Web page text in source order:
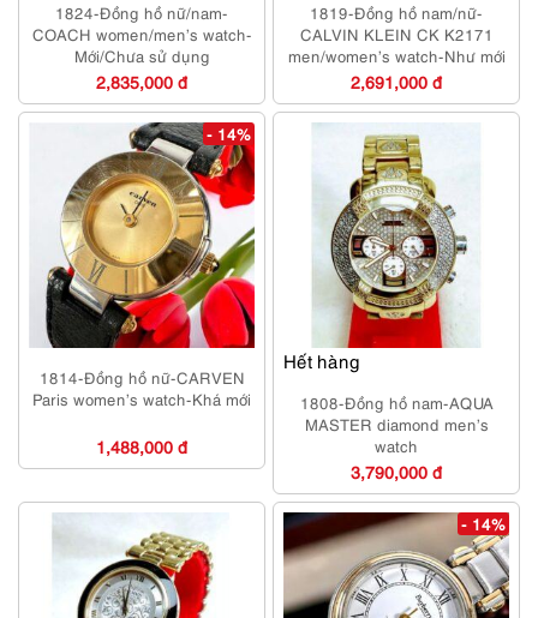
1824-Đồng hồ nữ/nam-
COACH women/men’s watch-
Mới/Chưa sử dụng
2,835,000 đ
1819-Đồng hồ nam/nữ-
CALVIN KLEIN CK K2171
men/women’s watch-Như mới
2,691,000 đ
- 14%
1814-Đồng hồ nữ-CARVEN
Paris women’s watch-Khá mới
1,488,000 đ
Hết hàng
1808-Đồng hồ nam-AQUA
MASTER diamond men’s
watch
3,790,000 đ
- 14%